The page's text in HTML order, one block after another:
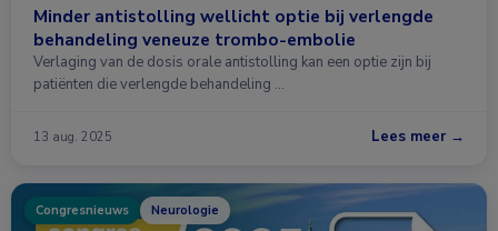
Minder antistolling wellicht optie bij verlengde
behandeling veneuze trombo-embolie
Verlaging van de dosis orale antistolling kan een optie zijn bij
patiënten die verlengde behandeling …
13 aug. 2025 Lees meer →
Congresnieuws Neurologie